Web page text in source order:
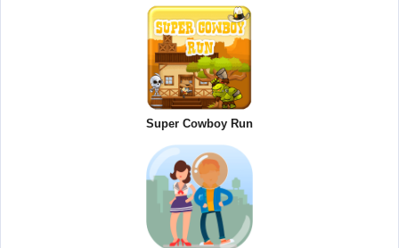
Super Cowboy Run